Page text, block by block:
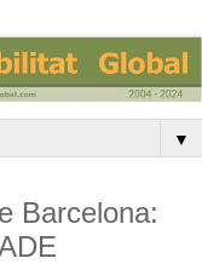
▼
Barcelona: